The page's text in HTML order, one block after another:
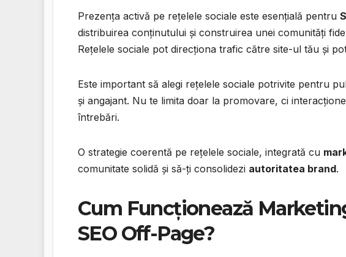
Prezența activă pe rețelele sociale este esențială pentru
distribuirea conținutului și construirea unei comunități
Rețelele sociale pot direcționa trafic către site-ul tău și
Este important să alegi rețelele sociale potrivite pentru
și angajant. Nu te limita doar la promovare, ci
întrebări.
O strategie coerentă pe rețelele sociale, integrată cu
comunitate solidă și să-ți consolidezi autoritatea brand.
Cum Funcționează
SEO Off-Page?